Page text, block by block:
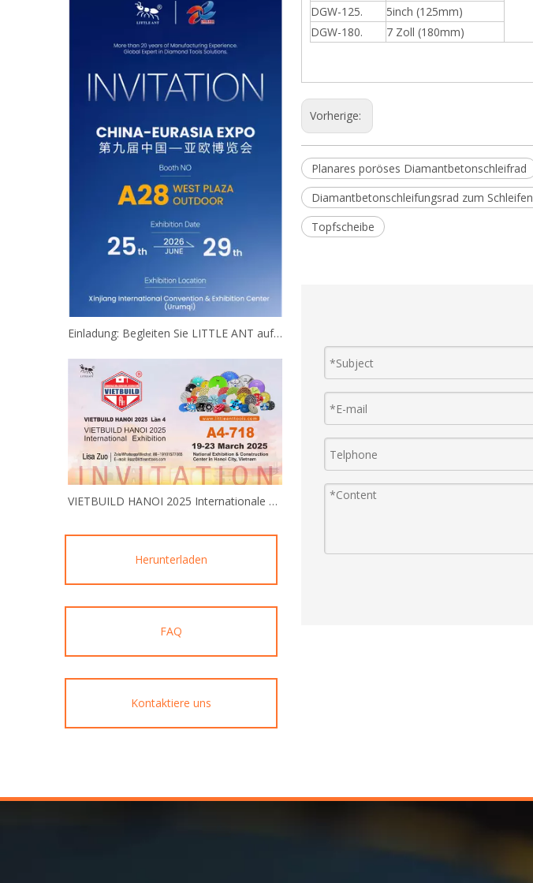
Einladung: Begleiten Sie LITTLE ANT auf der 9. China-Eurasia Expo!
VIETBUILD HANOI 2025 Internationale Ausstellung
Herunterladen
FAQ
Kontaktiere uns
DGW-125.
5inch (125mm)
DGW-180.
7 Zoll (180mm)
Vorherige:
Planares poröses Diamantbetonschleifrad
Diamantbetonschleifungsrad zum Schleifen
Topfscheibe